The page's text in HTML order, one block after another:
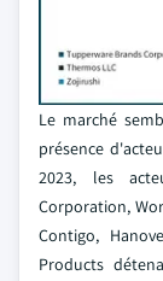
Le marché
présence
2023, les
Corporation,
Contigo,
Products